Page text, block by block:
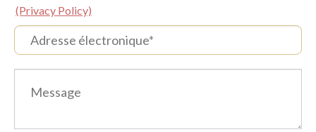
(Privacy Policy)